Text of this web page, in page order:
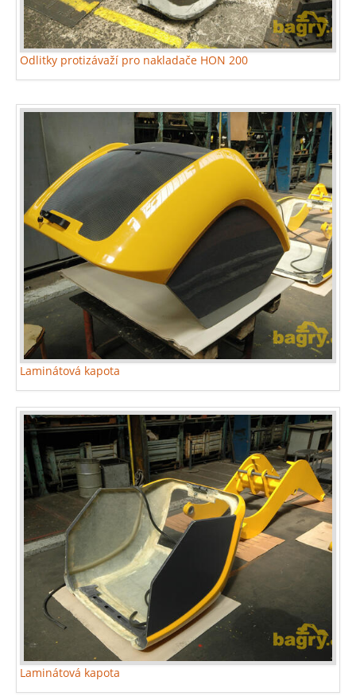
Odlitky protizávaží pro nakladače HON 200
Laminátová kapota
Laminátová kapota